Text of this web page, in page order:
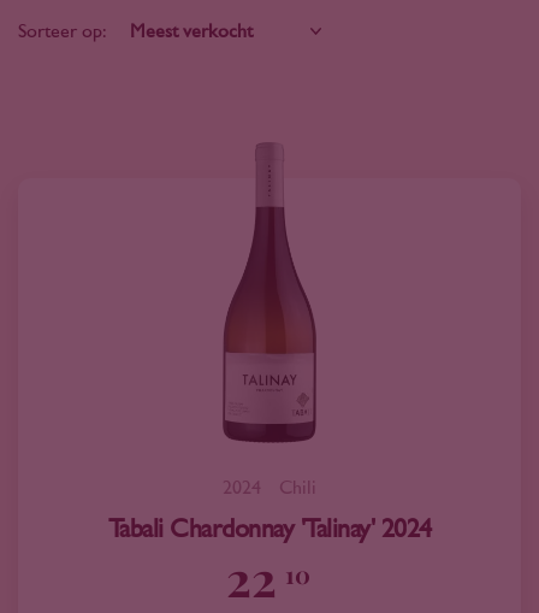
Sorteer op:
2024 Chili
Tabali Chardonnay 'Talinay' 2024
22 10